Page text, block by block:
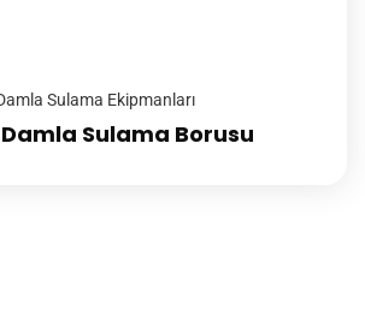
Sulama Ekipmanları
Damla Sulama Borusu